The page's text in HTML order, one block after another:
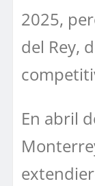
2025,
del Rey,
En abril